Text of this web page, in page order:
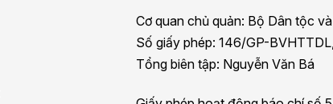
Cơ quan chủ quản: Bộ Dân tộc
Số giấy phép: 146/GP-
Tổng biên tập: Nguyễn Văn Bá